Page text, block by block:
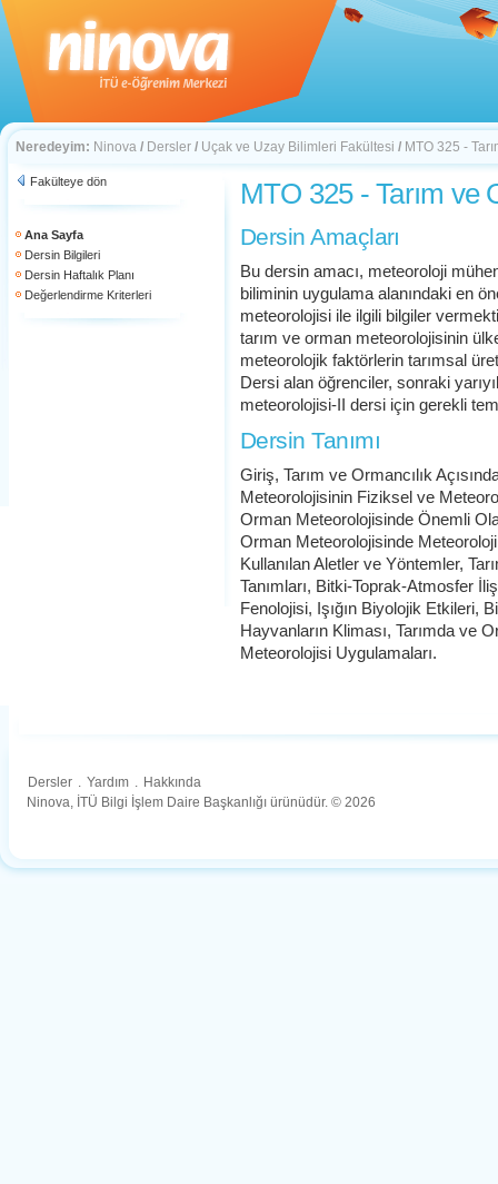
Neredeyim: Ninova / Dersler / Uçak ve Uzay Bilimleri Fakültesi / MTO 325 -
Fakülteye dön
Ana Sayfa
Dersin Bilgileri
Dersin Haftalık Planı
Değerlendirme Kriterleri
MTO 325 - Tarım ve
Dersin Amaçları
Bu dersin amacı, meteoroloji
biliminin uygulama alanındaki en
meteorolojisi ile ilgili bilgiler
tarım ve orman meteorolojisinin
meteorolojik faktörlerin tarımsal
Dersi alan öğrenciler, sonraki
meteorolojisi-II dersi için gerekli
Dersin Tanımı
Giriş, Tarım ve Ormancılık
Meteorolojisinin Fiziksel ve
Orman Meteorolojisinde Önemli
Orman Meteorolojisinde
Kullanılan Aletler ve Yöntemler,
Tanımları, Bitki-Toprak-Atmosfer
Fenolojisi, Işığın Biyolojik Etkileri,
Hayvanların Kliması, Tarımda ve
Meteorolojisi Uygulamaları.
Dersler . Yardım . Hakkında
Ninova, İTÜ Bilgi İşlem Daire Başkanlığı ürünüdür. © 2026